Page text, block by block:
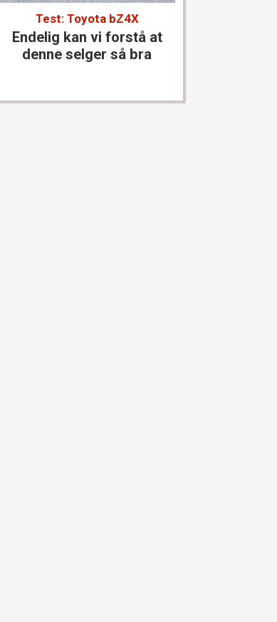
Test: Toyota bZ4X
Endelig kan vi forstå at
denne selger så bra